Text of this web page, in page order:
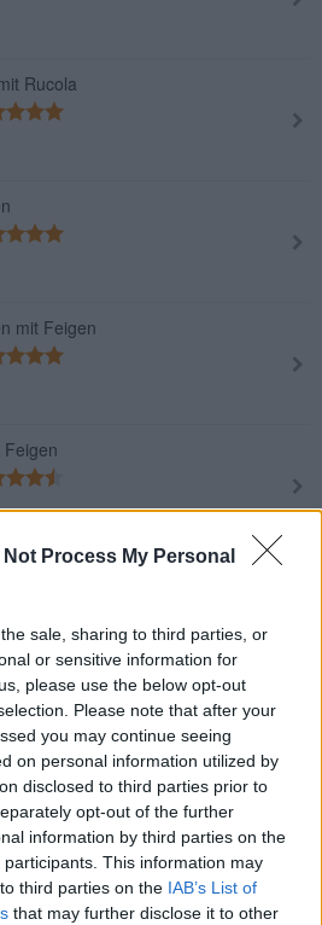
Not Process My Personal
sale, sharing to third parties, or
or sensitive information for
please use the below opt-out
Please note that after your
you may continue seeing
on personal information utilized by
disclosed to third parties prior to
opt-out of the further
information by third parties on the
participants. This information may
third parties on the IAB’s List of
that may further disclose it to other
Rucola
mit Feigen
Feigen und Ricotta
Feigen mit Ricotta